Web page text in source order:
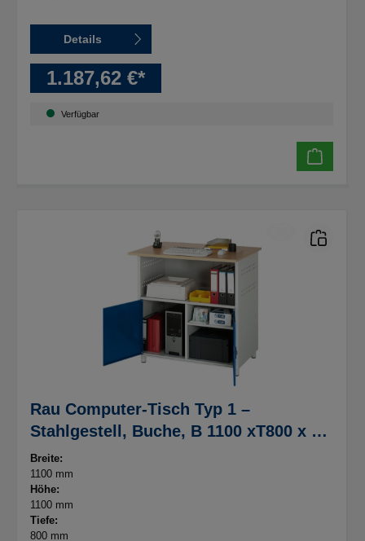
Details
1.187,62 €*
Verfügbar
Rau Computer-Tisch Typ 1 –
Stahlgestell, Buche, B 1100 xT800 x H
1100 mm
Breite:
1100 mm
Höhe:
1100 mm
Tiefe:
800 mm